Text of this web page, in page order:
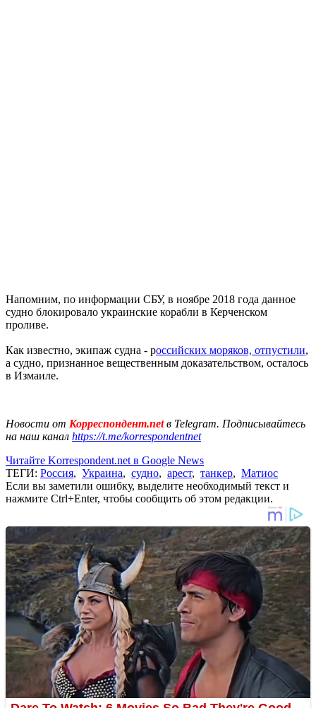
Напомним, по информации СБУ, в ноябре 2018 года данное
судно блокировало украинские корабли в Керченском
проливе.
Как известно, экипаж судна - российских моряков, отпустили,
а судно, признанное вещественным доказательством, осталось
в Измаиле.
Новости от Корреспондент.netв Telegram. Подписывайтесь
на наш канал https://t.me/korrespondentnet
Читайте Korrespondent.net в Google News
ТЕГИ: Россия, Украина, судно, арест, танкер, Матиос
Если вы заметили ошибку, выделите необходимый текст и
нажмите Ctrl+Enter, чтобы сообщить об этом редакции.